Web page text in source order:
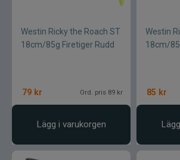
Westin Ricky the Roach ST
18cm/85g Firetiger Rudd
79 kr Ord. pris 89 kr
Lägg i varukorgen
Westin
18cm/
85 kr